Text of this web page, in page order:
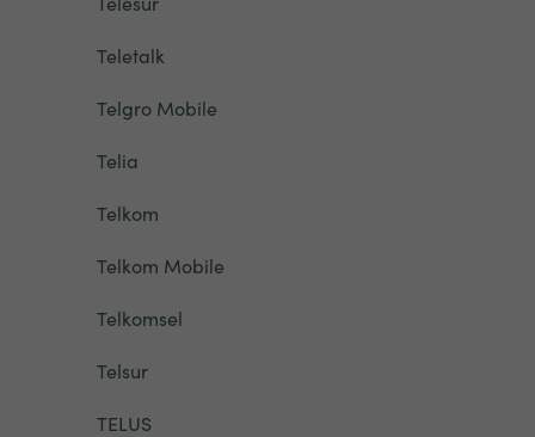
Teletalk
Telgro Mobile
Telia
Telkom
Telkom Mobile
Telkomsel
Telsur
TELUS